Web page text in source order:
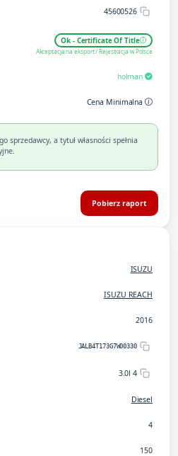
45600526
Ok - Certificate Of Title
Akceptacja na eksport / Rejestracja w Polsce
holman
Cena Minimalna
sprzedawcy, a tytuł własności spełnia
Pobierz raport
ISUZU
ISUZU REACH
2016
JALB4T173G7W00330
3.0l 4
Diesel
4
150